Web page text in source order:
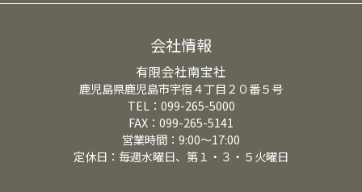
会社情報
有限会社南宝社
鹿児島県鹿児島市宇宿４丁目２０番５号
TEL：099-265-5000
FAX：099-265-5141
営業時間：9:00～17:00
定休日：毎週水曜日、第１・３・５火曜日